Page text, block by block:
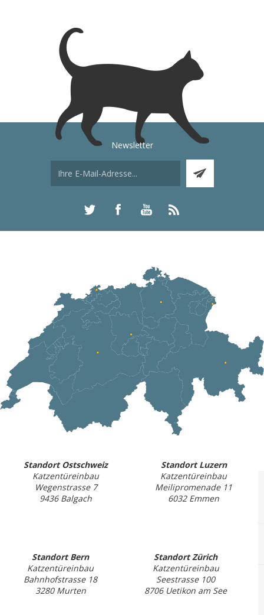
Newsletter
Standort Ostschweiz
Katzentüreinbau
Wegenstrasse 7
9436 Balgach
Standort Luzern
Katzentüreinbau
Meilipromenade 11
6032 Emmen
Standort Bern
Katzentüreinbau
Bahnhofstrasse 18
3280 Murten
Standort Zürich
Katzentüreinbau
Seestrasse 100
8706 Uetikon am See